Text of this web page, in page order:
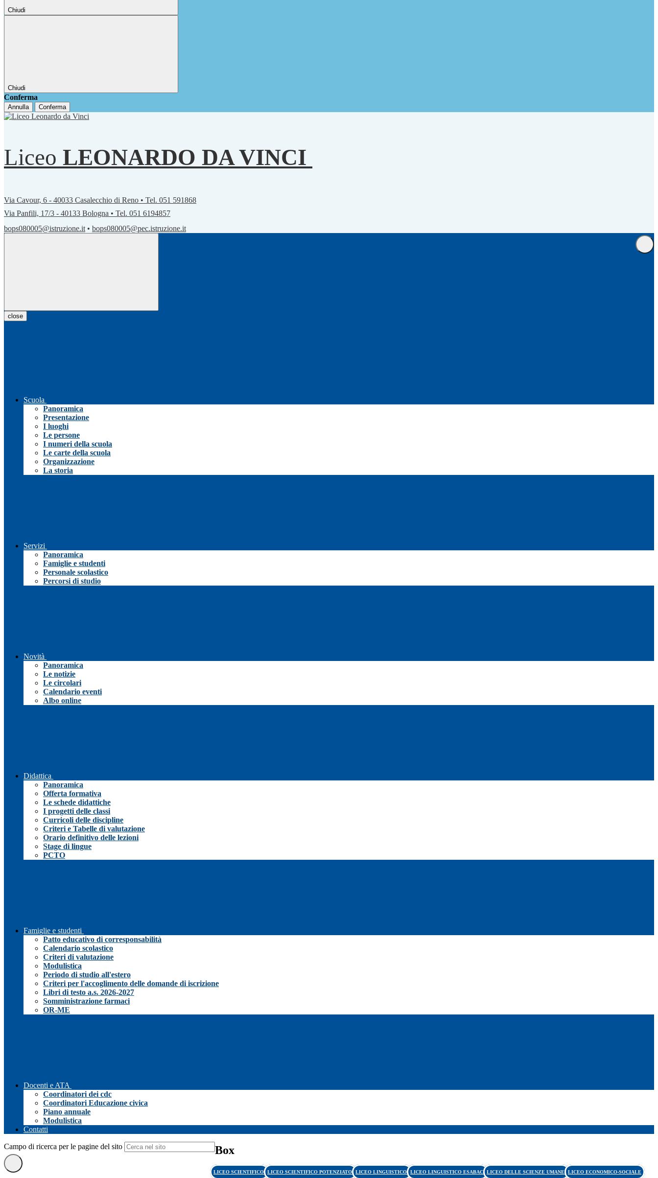
Chiudi
Chiudi
Conferma
Annulla Conferma
Liceo LEONARDO DA VINCI
Via Cavour, 6 - 40033 Casalecchio di Reno • Tel. 051 591868
Via Panfili, 17/3 - 40133 Bologna • Tel. 051 6194857
bops080005@istruzione.it • bops080005@pec.istruzione.it
close
Scuola
Panoramica
Presentazione
I luoghi
Le persone
I numeri della scuola
Le carte della scuola
Organizzazione
La storia
Servizi
Panoramica
Famiglie e studenti
Personale scolastico
Percorsi di studio
Novità
Panoramica
Le notizie
Le circolari
Calendario eventi
Albo online
Didattica
Panoramica
Offerta formativa
Le schede didattiche
I progetti delle classi
Curricoli delle discipline
Criteri e Tabelle di valutazione
Orario definitivo delle lezioni
Stage di lingue
PCTO
Famiglie e studenti
Patto educativo di corresponsabilità
Calendario scolastico
Criteri di valutazione
Modulistica
Periodo di studio all'estero
Criteri per l'accoglimento delle domande di iscrizione
Libri di testo a.s. 2026-2027
Somministrazione farmaci
OR-ME
Docenti e ATA
Coordinatori dei cdc
Coordinatori Educazione civica
Piano annuale
Modulistica
Contatti
Campo di ricerca per le pagine del sito Box
LICEO SCIENTIFICO LICEO SCIENTIFICO POTENZIATO LICEO LINGUISTICO LICEO LINGUISTICO ESABAC LICEO DELLE SCIENZE UMANE LICEO ECONOMICO-SOCIALE